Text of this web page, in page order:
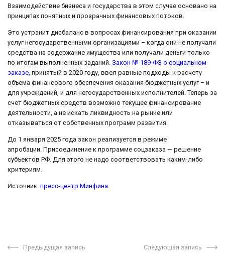
Взаимодействие бизнеса и государства в этом случае основано на
принципах понятных и прозрачных финансовых потоков.
Это устранит дисбаланс в вопросах финансирования при оказании
услуг негосударственными организациями – когда они не получали
средства на содержание имущества или получали деньги только
по итогам выполненных заданий. Закон № 189-ФЗ о социальном
заказе, принятый в 2020 году, ввел равные подходы к расчету
объема финансового обеспечения оказания бюджетных услуг – и
для учреждений, и для негосударственных исполнителей. Теперь за
счет бюджетных средств возможно текущее финансирование
деятельности, а не искать ликвидность на рынке или
отказываться от собственных программ развития.
До 1 января 2025 года закон реализуется в режиме
апробации. Присоединение к программе соцзаказа — решение
субъектов РФ. Для этого не надо соответствовать каким-либо
критериям.
Источник: пресс-центр Минфина
Предыдущая запись Следующая запись